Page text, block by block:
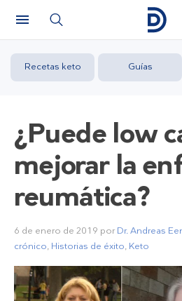
Recetas keto Guías
¿Puede low
mejorar la
reumática?
6 de enero de 2019 por Dr. Andreas
crónico, Historias de éxito, Keto